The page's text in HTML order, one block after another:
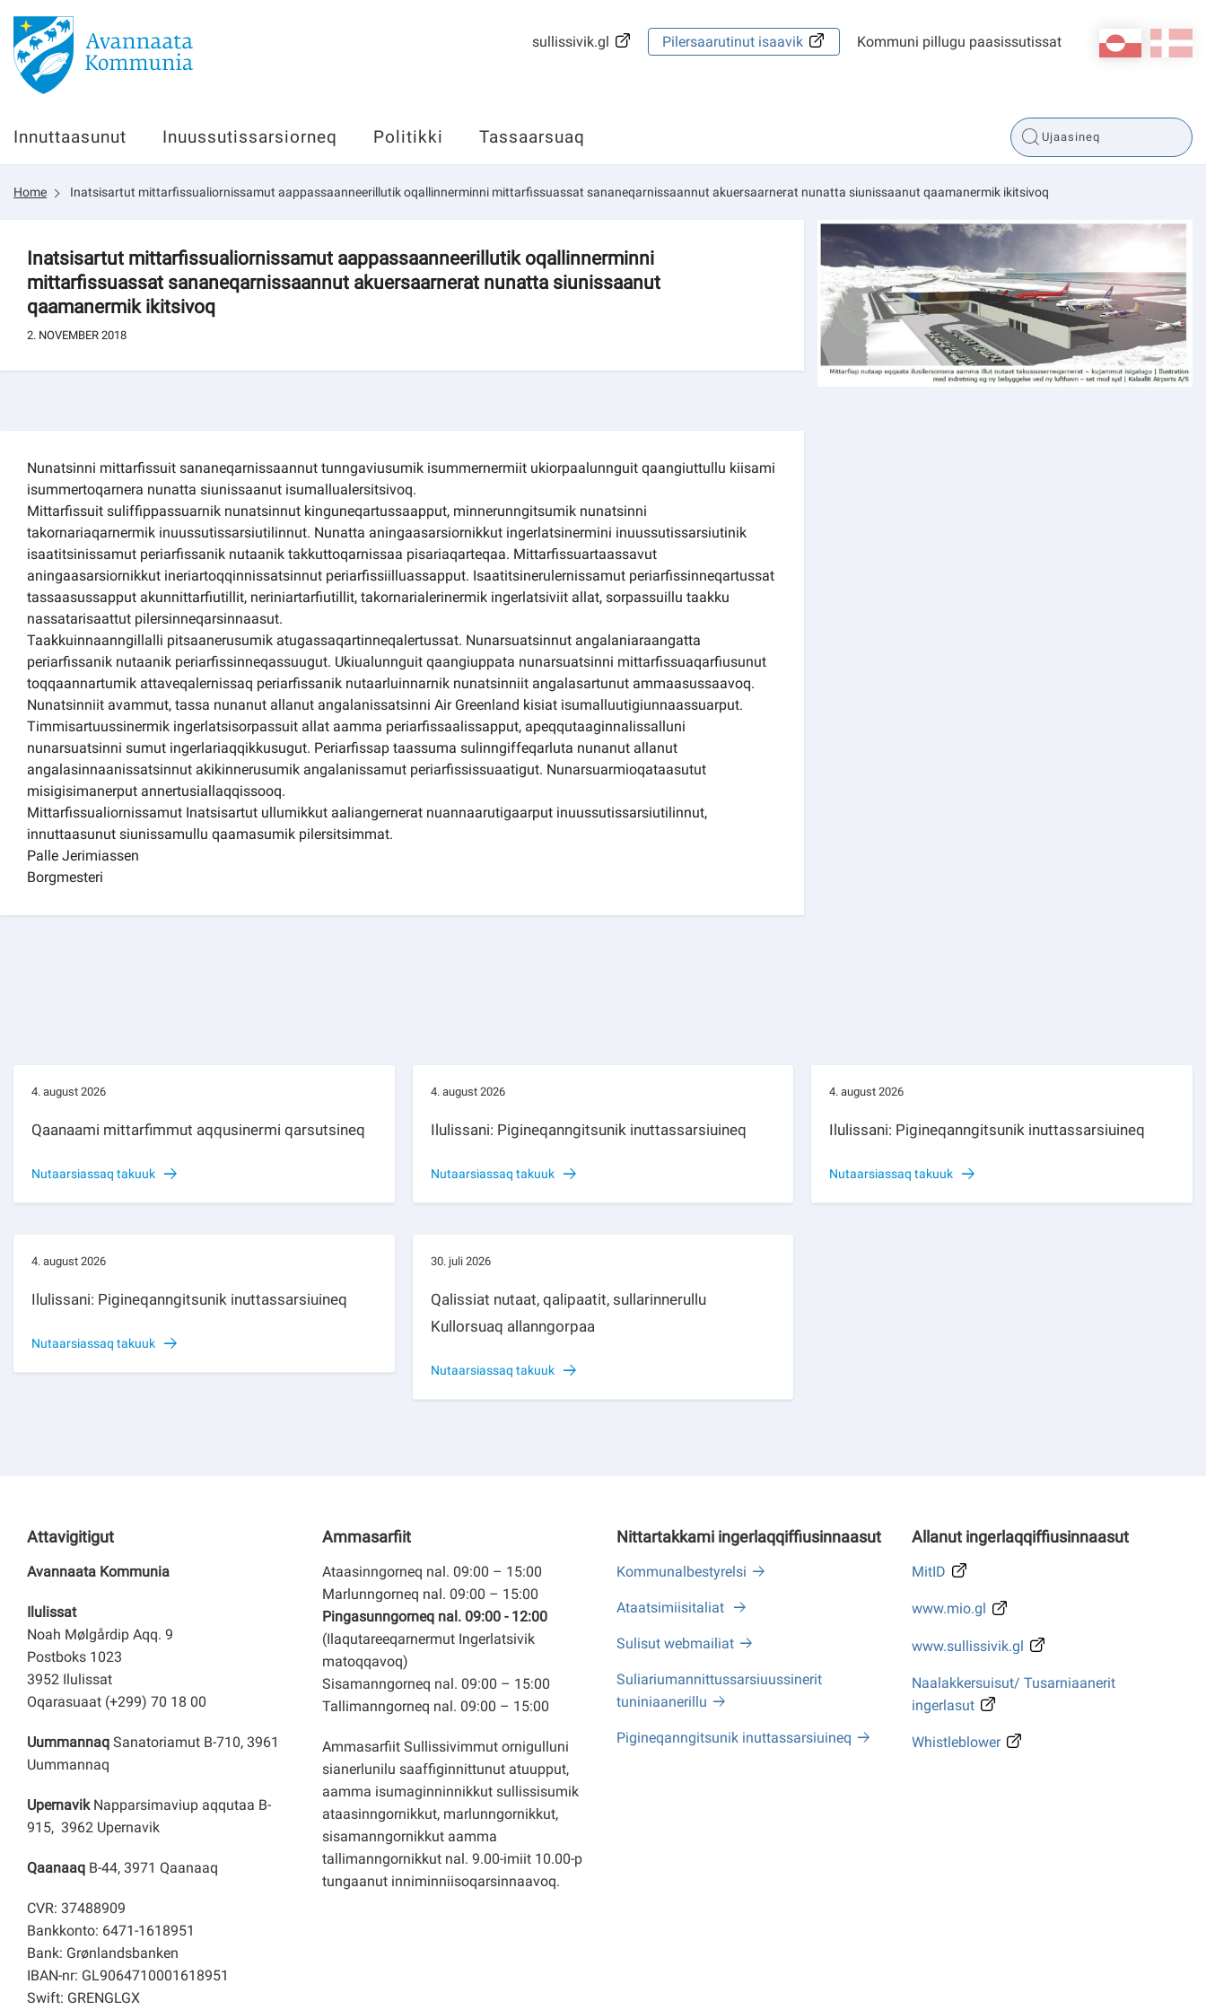
Innuttaasunut
Inuussutissarsiorneq
Politikki
Tassaarsuaq
sullissivik.gl
da
kl-GL
sullissivik.gl Pilersaarutinut isaavik Kommuni pillugu paasissutissat
Innuttaasunut Inuussutissarsiorneq Politikki Tassaarsuaq
Home Inatsisartut mittarfissualiornissamut aappassaanneerillutik oqallinnerminni mittarfissuassat sananeqarnissaannut akuersaarnerat nunatta siunissaanut qaamanermik ikitsivoq
Inatsisartut mittarfissualiornissamut aappassaanneerillutik oqallinnerminni
mittarfissuassat sananeqarnissaannut akuersaarnerat nunatta siunissaanut
qaamanermik ikitsivoq
2. NOVEMBER 2018
Nunatsinni mittarfissuit sananeqarnissaannut tunngaviusumik isummernermiit ukiorpaalunnguit qaangiuttullu kiisami
isummertoqarnera nunatta siunissaanut isumallualersitsivoq.
Mittarfissuit suliffippassuarnik nunatsinnut kinguneqartussaapput, minnerunngitsumik nunatsinni
takornariaqarnermik inuussutissarsiutilinnut. Nunatta aningaasarsiornikkut ingerlatsinermini inuussutissarsiutinik
isaatitsinissamut periarfissanik nutaanik takkuttoqarnissaa pisariaqarteqaa. Mittarfissuartaassavut
aningaasarsiornikkut ineriartoqqinnissatsinnut periarfissiilluassapput. Isaatitsinerulernissamut periarfissinneqartussat
tassaasussapput akunnittarfiutillit, neriniartarfiutillit, takornarialerinermik ingerlatsiviit allat, sorpassuillu taakku
nassatarisaattut pilersinneqarsinnaasut.
Taakkuinnaanngillalli pitsaanerusumik atugassaqartinneqalertussat. Nunarsuatsinnut angalaniaraangatta
periarfissanik nutaanik periarfissinneqassuugut. Ukiualunnguit qaangiuppata nunarsuatsinni mittarfissuaqarfiusunut
toqqaannartumik attaveqalernissaq periarfissanik nutaarluinnarnik nunatsinniit angalasartunut ammaasussaavoq.
Nunatsinniit avammut, tassa nunanut allanut angalanissatsinni Air Greenland kisiat isumalluutigiunnaassuarput.
Timmisartuussinermik ingerlatsisorpassuit allat aamma periarfissaalissapput, apeqqutaaginnalissalluni
nunarsuatsinni sumut ingerlariaqqikkusugut. Periarfissap taassuma sulinngiffeqarluta nunanut allanut
angalasinnaanissatsinnut akikinnerusumik angalanissamut periarfississuaatigut. Nunarsuarmioqataasutut
misigisimanerput annertusiallaqqissooq.
Mittarfissualiornissamut Inatsisartut ullumikkut aaliangernerat nuannaarutigaarput inuussutissarsiutilinnut,
innuttaasunut siunissamullu qaamasumik pilersitsimmat.
Palle Jerimiassen
Borgmesteri
4. august 2026
Qaanaami mittarfimmut aqqusinermi qarsutsineq
Nutaarsiassaq takuuk
4. august 2026
Ilulissani: Pigineqanngitsunik inuttassarsiuineq
Nutaarsiassaq takuuk
4. august 2026
Ilulissani: Pigineqanngitsunik inuttassarsiuineq
Nutaarsiassaq takuuk
4. august 2026
Ilulissani: Pigineqanngitsunik inuttassarsiuineq
Nutaarsiassaq takuuk
30. juli 2026
Qalissiat nutaat, qalipaatit, sullarinnerullu
Kullorsuaq allanngorpaa
Nutaarsiassaq takuuk
Attavigitigut
Avannaata Kommunia
Ilulissat
Noah Mølgårdip Aqq. 9
Postboks 1023
3952 Ilulissat
Oqarasuaat (+299) 70 18 00
Uummannaq Sanatoriamut B-710, 3961
Uummannaq
Upernavik Napparsimaviup aqqutaa B-
915, 3962 Upernavik
Qaanaaq B-44, 3971 Qaanaaq
CVR: 37488909
Bankkonto: 6471-1618951
Bank: Grønlandsbanken
IBAN-nr: GL9064710001618951
Swift: GRENGLGX
Ammasarfiit
Ataasinngorneq nal. 09:00 – 15:00
Marlunngorneq nal. 09:00 – 15:00
Pingasunngorneq nal. 09:00 - 12:00
(Ilaqutareeqarnermut Ingerlatsivik
matoqqavoq)
Sisamanngorneq nal. 09:00 – 15:00
Tallimanngorneq nal. 09:00 – 15:00
Ammasarfiit Sullissivimmut ornigulluni
sianerlunilu saaffiginnittunut atuupput,
aamma isumaginninnikkut sullissisumik
ataasinngornikkut, marlunngornikkut,
sisamanngornikkut aamma
tallimanngornikkut nal. 9.00-imiit 10.00-p
tungaanut inniminniisoqarsinnaavoq.
Nittartakkami ingerlaqqiffiusinnaasut
Kommunalbestyrelsi
Ataatsimiisitaliat
Sulisut webmailiat
Suliariumannittussarsiuussinerit
tuniniaanerillu
Pigineqanngitsunik inuttassarsiuineq
Allanut ingerlaqqiffiusinnaasut
MitID
www.mio.gl
www.sullissivik.gl
Naalakkersuisut/ Tusarniaanerit
ingerlasut
Whistleblower